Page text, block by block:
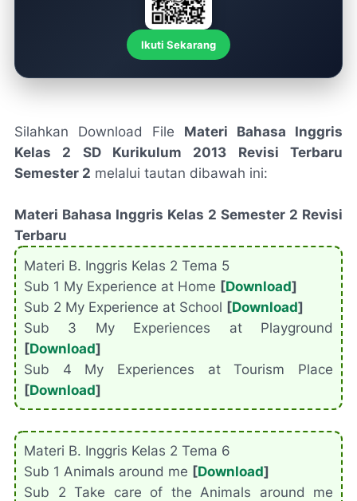
Ikuti Sekarang
Silahkan Download File Materi Bahasa Inggris
Kelas 2 SD Kurikulum 2013 Revisi Terbaru
Semester 2 melalui tautan dibawah ini:
Materi Bahasa Inggris Kelas 2 Semester 2 Revisi
Terbaru
Materi B. Inggris Kelas 2 Tema 5
Sub 1 My Experience at Home [Download]
Sub 2 My Experience at School [Download]
Sub 3 My Experiences at Playground
[Download]
Sub 4 My Experiences at Tourism Place
[Download]
Materi B. Inggris Kelas 2 Tema 6
Sub 1 Animals around me [Download]
Sub 2 Take care of the Animals around me